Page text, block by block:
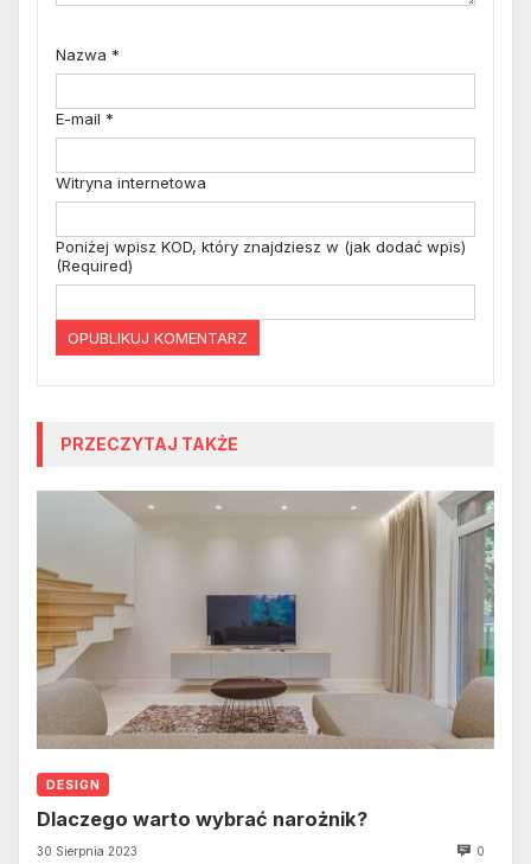
Nazwa *
E-mail *
Witryna internetowa
Poniżej wpisz KOD, który znajdziesz w (jak dodać wpis)
(Required)
PRZECZYTAJ TAKŻE
DESIGN
Dlaczego warto wybrać narożnik?
30 Sierpnia 2023 0